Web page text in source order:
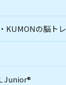
KUMONの脳トレ
Junior®